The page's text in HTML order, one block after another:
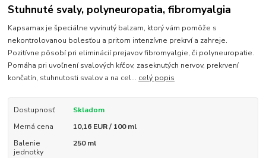
Stuhnuté svaly, polyneuropatia, fibromyalgia
Kapsamax je špeciálne vyvinutý balzam, ktorý vám pomôže s
nekontrolovanou bolesťou a pritom intenzívne prekrví a zahreje.
Pozitívne pôsobí pri eliminácií prejavov fibromyalgie, či polyneuropatie.
Pomáha pri uvoľnení svalových kŕčov, zaseknutých nervov, prekrvení
končatín, stuhnutosti svalov a na cel... celý popis
Dostupnosť
Skladom
Merná cena
10,16 EUR / 100 ml
Balenie
jednotky
250 ml